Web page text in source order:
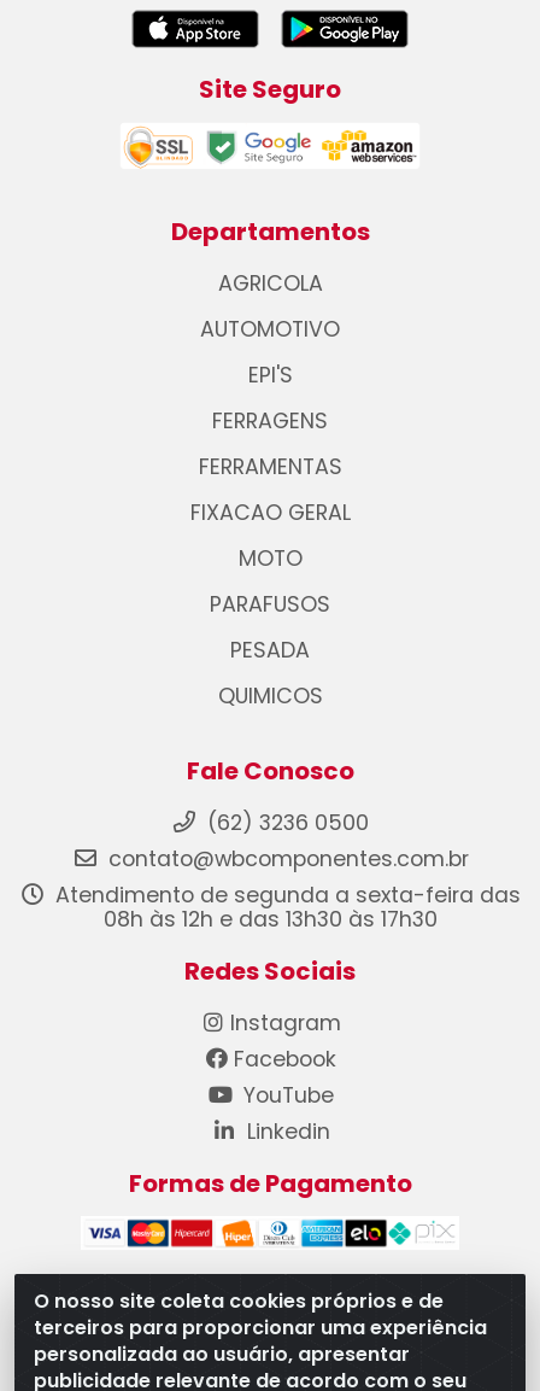
O nosso site coleta cookies próprios e de
terceiros para proporcionar uma experiência
personalizada ao usuário, apresentar
publicidade relevante de acordo com o seu
Site Seguro
Departamentos
AGRICOLA
AUTOMOTIVO
EPI'S
FERRAGENS
FERRAMENTAS
FIXACAO GERAL
MOTO
PARAFUSOS
PESADA
QUIMICOS
Fale Conosco
(62) 3236 0500
contato@wbcomponentes.com.br
Atendimento de segunda a sexta-feira das
08h às 12h e das 13h30 às 17h30
Redes Sociais
Instagram
Facebook
YouTube
Linkedin
Formas de Pagamento
WB Componentes Automotivos LTDA - CNPJ
08.528.393/0001-12 - Rua do Níquel, 667 - Parque
Oeste Industrial, Goiânia/GO - CEP 74375-660